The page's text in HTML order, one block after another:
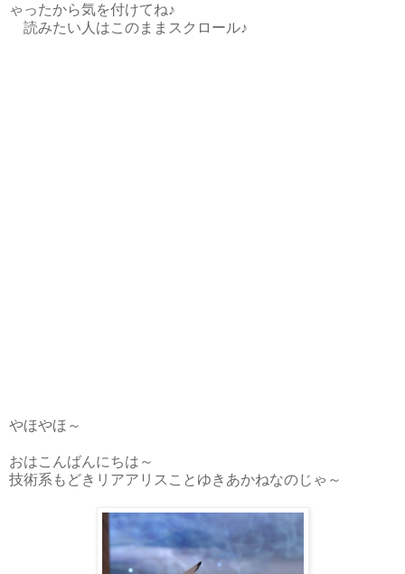
ゃったから気を付けてね♪
読みたい人はこのままスクロール♪
やほやほ～
おはこんばんにちは～
技術系もどきリアアリスことゆきあかねなのじゃ～